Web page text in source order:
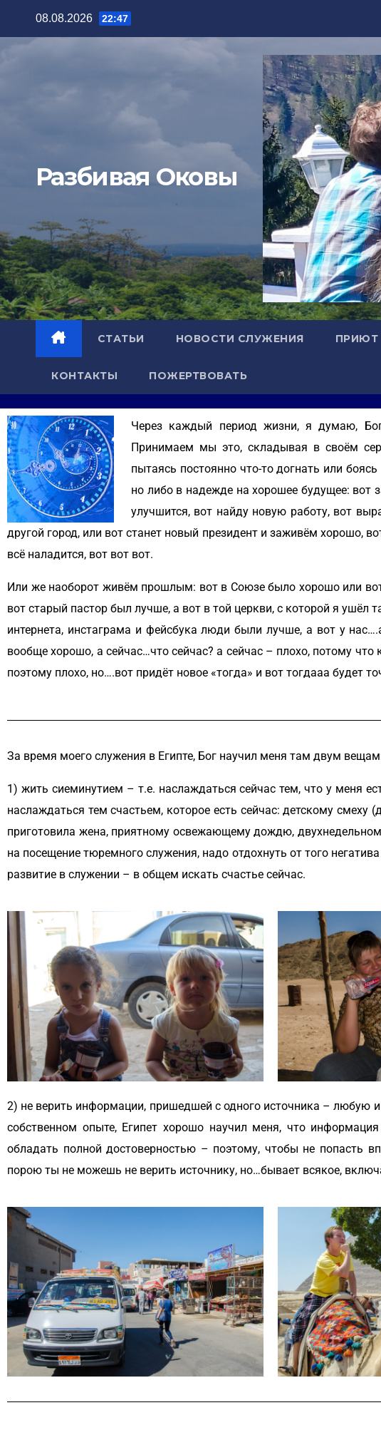
08.08.2026 22:47
Разбивая Оковы
СТАТЬИ НОВОСТИ СЛУЖЕНИЯ ПРИЮТ
КОНТАКТЫ ПОЖЕРТВОВАТЬ
Через каждый период жизни, я думаю,
Принимаем мы это, складывая в своём
пытаясь постоянно что-то догнать или
но либо в надежде на хорошее будущее:
улучшится, вот найду новую работу, вот
другой город, или вот станет новый президент и заживём хорошо,
всё наладится, вот вот вот.
Или же наоборот живём прошлым: вот в Союзе было хорошо или
вот старый пастор был лучше, а вот в той церкви, с которой я
интернета, инстаграма и фейсбука люди были лучше, а вот у
вообще хорошо, а сейчас…что сейчас? а сейчас – плохо, потому
поэтому плохо, но….вот придёт новое «тогда» и вот тогдааа будет
За время моего служения в Египте, Бог научил меня там двум
1) жить сиеминутием – т.е. наслаждаться сейчас тем, что у меня
наслаждаться тем счастьем, которое есть сейчас: детскому
приготовила жена, приятному освежающему дождю,
на посещение тюремного служения, надо отдохнуть от того
развитие в служении – в общем искать счастье сейчас.
2) не верить информации, пришедшей с одного источника –
собственном опыте, Египет хорошо научил меня, что
обладать полной достоверностью – поэтому, чтобы не попасть
порою ты не можешь не верить источнику, но…бывает всякое,